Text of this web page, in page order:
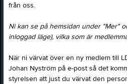
från oss.
Ni kan se på hemsidan under "Mer"
inloggad läge), vilka som är
När ni värvat över en ny medlem till
Johan Nyström på e-post så det
styrelsen att just du värvat den